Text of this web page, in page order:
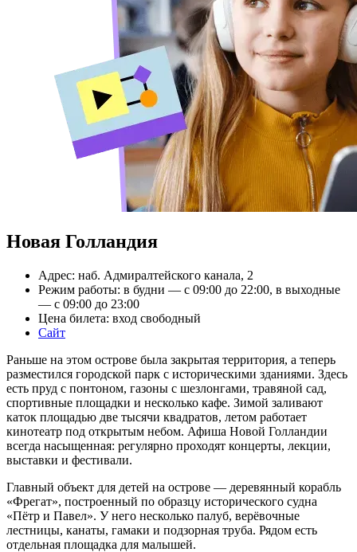
Новая Голландия
Адрес: наб. Адмиралтейского канала, 2
Режим работы: в будни — с 09:00 до 22:00, в выходные
— с 09:00 до 23:00
Цена билета: вход свободный
Сайт
Раньше на этом острове была закрытая территория, а теперь
разместился городской парк с историческими зданиями. Здесь
есть пруд с понтоном, газоны с шезлонгами, травяной сад,
спортивные площадки и несколько кафе. Зимой заливают
каток площадью две тысячи квадратов, летом работает
кинотеатр под открытым небом. Афиша Новой Голландии
всегда насыщенная: регулярно проходят концерты, лекции,
выставки и фестивали.
Главный объект для детей на острове — деревянный корабль
«Фрегат», построенный по образцу исторического судна
«Пётр и Павел». У него несколько палуб, верёвочные
лестницы, канаты, гамаки и подзорная труба. Рядом есть
отдельная площадка для малышей.